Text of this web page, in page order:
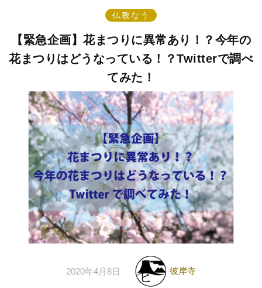
仏教なう
【緊急企画】花まつりに異常あり！？今年の
花まつりはどうなっている！？Twitterで調べ
てみた！
2020年4月8日 彼岸寺